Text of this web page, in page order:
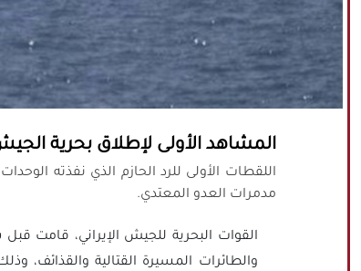
المشاهد الأولى لإطلاق بحرية الجيش
اللقطات الأولى للرد الحازم الذي نفذته
مدمرات العدو المعتدي.
القوات البحرية للجيش الإيراني، قامت
والطائرات المسيرة القتالية والقذائف،